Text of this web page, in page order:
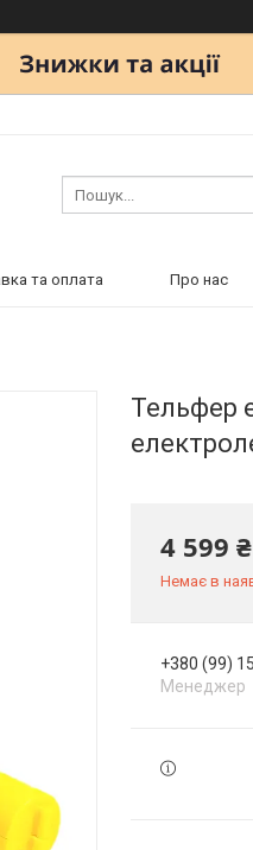
та оплата Про нас
Тельфер
4 599 ₴
Немає в
+380 (99)
Менеджер